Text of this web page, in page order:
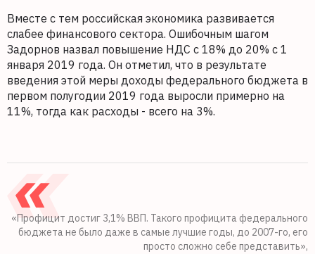
Вместе с тем российская экономика развивается
слабее финансового сектора. Ошибочным шагом
Задорнов назвал повышение НДС с 18% до 20% с 1
января 2019 года. Он отметил, что в результате
введения этой меры доходы федерального бюджета в
первом полугодии 2019 года выросли примерно на
11%, тогда как расходы - всего на 3%.
«Профицит достиг 3,1% ВВП. Такого профицита федерального
бюджета не было даже в самые лучшие годы, до 2007-го, его
просто сложно себе представить»,